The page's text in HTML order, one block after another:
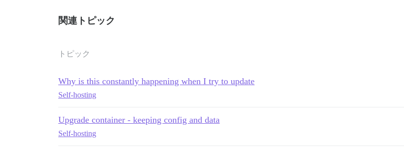
関連トピック
トピック
Why is this constantly happening when I try to update
Self-hosting
Upgrade container - keeping config and data
Self-hosting